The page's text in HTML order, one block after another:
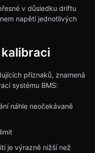
v důsledku driftu
napětí jednotlivých
příznaků, znamená
systému BMS:
náhle neočekávaně
je výrazně nižší než